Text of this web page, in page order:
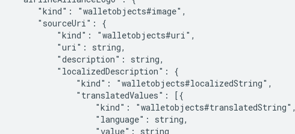
"kind": "walletobjects#image",
"sourceUri": {
"kind": "walletobjects#uri",
"uri": string,
"description": string,
"localizedDescription": {
"kind": "walletobjects#localizedString",
"translatedValues": [{
"kind": "walletobjects#translatedString",
"language": string,
"value": string